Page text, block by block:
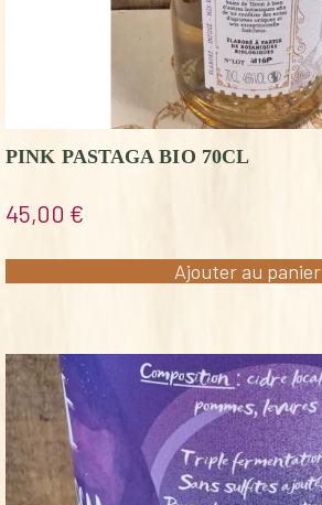
PINK PASTAGA BIO 70CL
45,00 €
Ajouter au panier